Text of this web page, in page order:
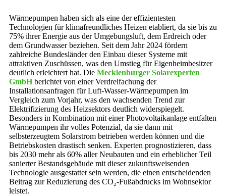
Wärmepumpen haben sich als eine der effizientesten
Technologien für klimafreundliches Heizen etabliert, da sie bis zu
75% ihrer Energie aus der Umgebungsluft, dem Erdreich oder
dem Grundwasser beziehen. Seit dem Jahr 2024 fördern
zahlreiche Bundesländer den Einbau dieser Systeme mit
attraktiven Zuschüssen, was den Umstieg für Eigenheimbesitzer
deutlich erleichtert hat. Die Mecklenburger Solarexperten
GmbHberichtet von einer Verdreifachung der
Installationsanfragen für Luft-Wasser-Wärmepumpen im
Vergleich zum Vorjahr, was den wachsenden Trend zur
Elektrifizierung des Heizsektors deutlich widerspiegelt.
Besonders in Kombination mit einer Photovoltaikanlage entfalten
Wärmepumpen ihr volles Potenzial, da sie dann mit
selbsterzeugtem Solarstrom betrieben werden können und die
Betriebskosten drastisch senken. Experten prognostizieren, dass
bis 2030 mehr als 60% aller Neubauten und ein erheblicher Teil
sanierter Bestandsgebäude mit dieser zukunftsweisenden
Technologie ausgestattet sein werden, die einen entscheidenden
Beitrag zur Reduzierung des CO₂-Fußabdrucks im Wohnsektor
leistet.